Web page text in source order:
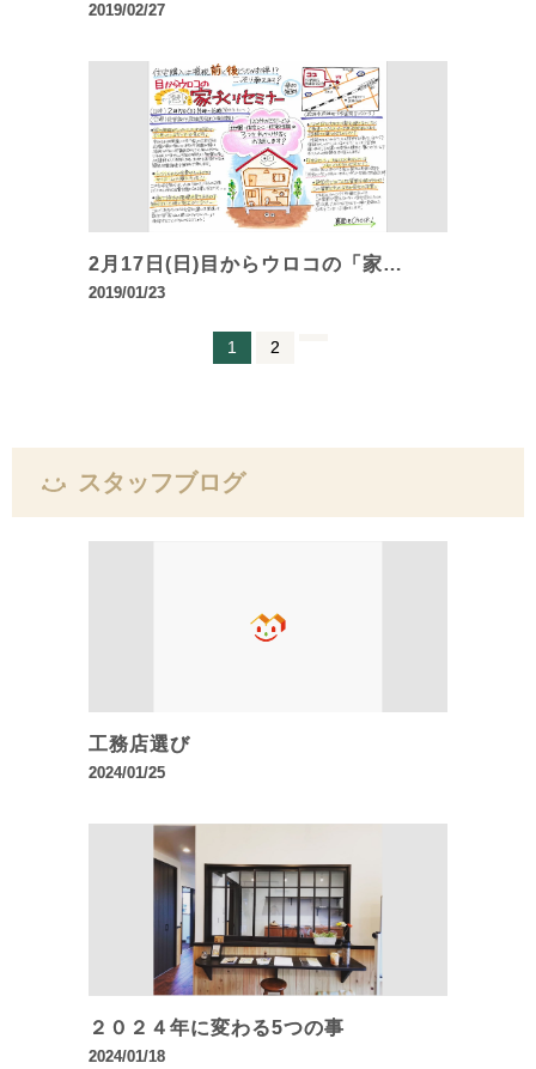
2019/02/27
2月17日(日)目からウロコの「家…
2019/01/23
1 2
スタッフブログ
工務店選び
2024/01/25
２０２４年に変わる5つの事
2024/01/18